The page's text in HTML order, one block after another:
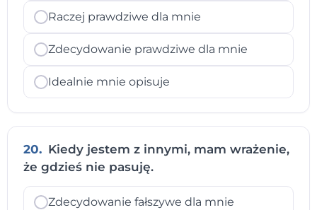
Raczej prawdziwe dla mnie
Zdecydowanie prawdziwe dla mnie
Idealnie mnie opisuje
20. Kiedy jestem z innymi, mam wrażenie,
że gdzieś nie pasuję.
Zdecydowanie fałszywe dla mnie